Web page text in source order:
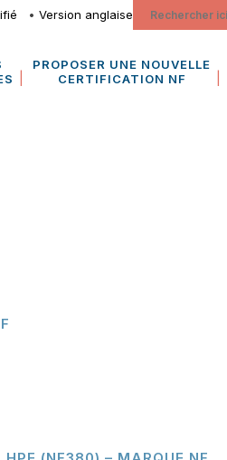
• Version anglaise
PROPOSER UNE NOUVELLE
CERTIFICATION NF